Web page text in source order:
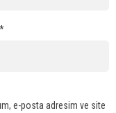
*
e-posta adresim ve site